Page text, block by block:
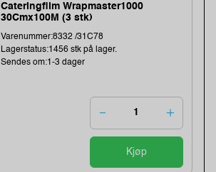
Cateringfilm Wrapmaster1000
30Cmx100M (3 stk)
Varenummer:8332 /31C78
Lagerstatus:1456 stk på lager.
Sendes om:1-3 dager
Kjøp